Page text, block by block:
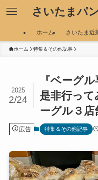
さいたまパ
ホーム さいたま近
ホーム 特集＆その他記事
『ベーグ
是非行っ
ーグル３店
2025
2/24
広告 特集＆その他記事